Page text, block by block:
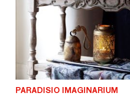
PARADISIO IMAGINARIUM